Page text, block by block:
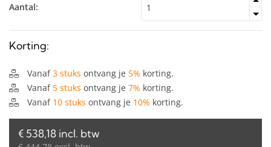
Aantal:
Korting:
Vanaf3 stuks ontvang je 5% korting.
Vanaf 5 stuks ontvang je 7% korting.
Vanaf 10 stuks ontvang je 10% korting.
€ 538,18 incl. btw